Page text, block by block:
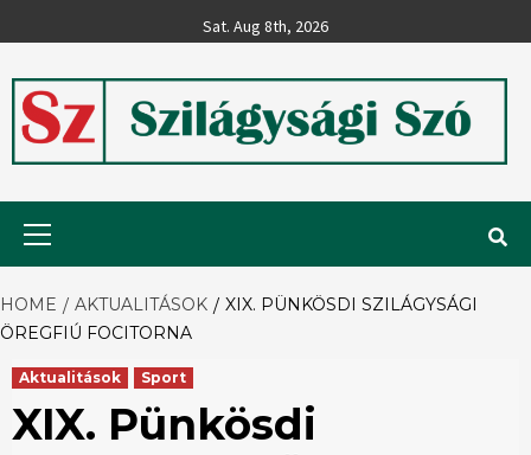
to
Sat. Aug 8th, 2026
Szilágysági
Szó
HOME AKTUALITÁSOK
XIX. PÜNKÖSDI SZILÁGYSÁGI
ÖREGFIÚ FOCITORNA
Aktualitások Sport
XIX. Pünkösdi